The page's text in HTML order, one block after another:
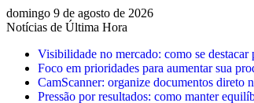
domingo 9 de agosto de 2026
Notícias de Última Hora
Visibilidade no mercado: como se destacar
Foco em prioridades para aumentar sua
CamScanner: organize documentos direto
Pressão por resultados: como manter